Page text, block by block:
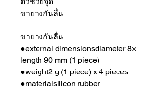
ขายางกันลื่น
ขายางกันลื่น
●external dimensionsdiameter 8×
length 90 mm (1 piece)
●weight2 g (1 piece) x 4 pieces
●materialsilicon rubber